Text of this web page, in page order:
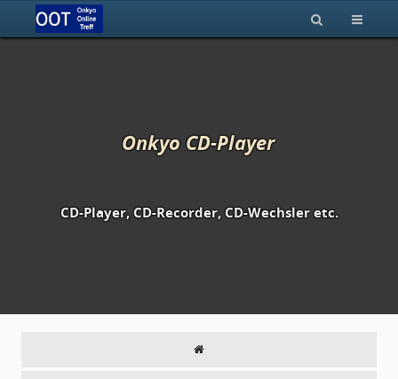
Onkyo CD-Player
CD-Player, CD-Recorder, CD-Wechsler etc.